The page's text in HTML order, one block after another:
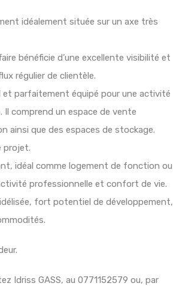
idéalement située sur un axe très
bénéficie d’une excellente visibilité et
régulier de clientèle.
et parfaitement équipé pour une activité
comprend un espace de vente
ainsi que des espaces de stockage.
projet.
idéal comme logement de fonction ou
professionnelle et confort de vie.
fort potentiel de développement,
Idriss GASS, au 0771152579 ou, par